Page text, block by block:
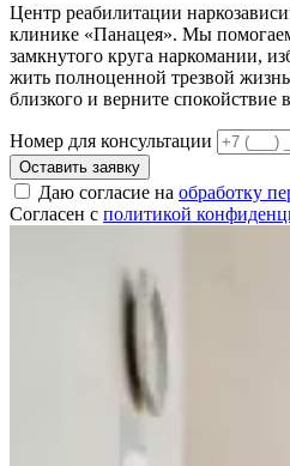
Центр реабилитации
клинике «Панацея». Мы
замкнутого круга наркомании,
жить полноценной трезвой
близкого и верните спокойствие
Номер для консультации
Оставить заявку
Даю согласие на обработку
Согласен с политикой